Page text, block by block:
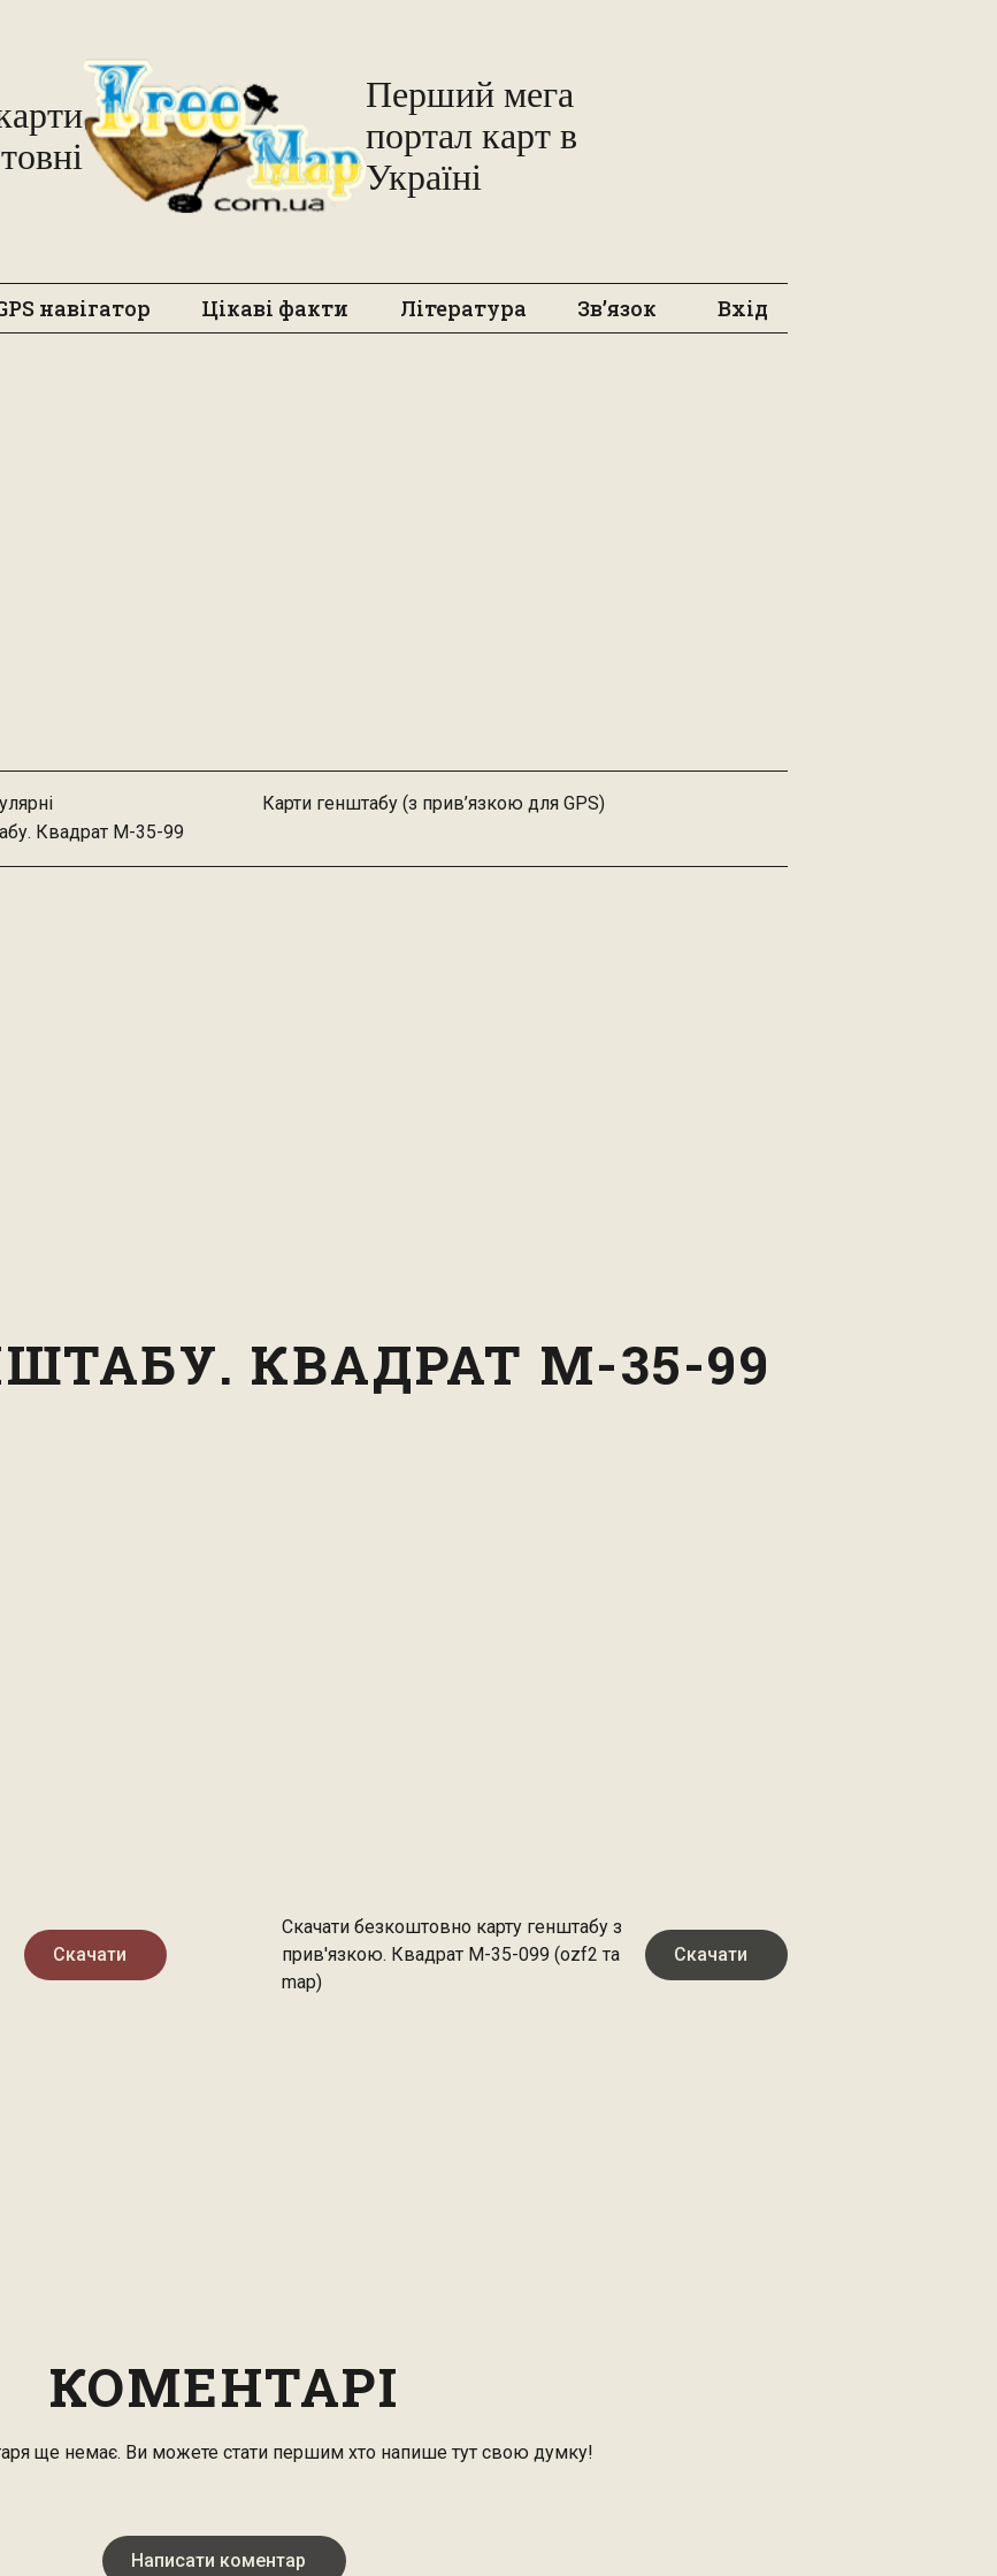
Перший мега
портал карт в
Україні
навігатор Цікаві факти Література Зв’язок Вхід
Карти генштабу (з прив’язкою для GPS)
Квадрат М-35-99
КВАДРАТ М-35-99
Скачати
Скачати безкоштовно карту генштабу з
прив'язкою. Квадрат М-35-099 (ozf2 та
map)
Скачати
КОМЕНТАРІ
ще немає. Ви можете стати першим хто напише тут свою думку!
Написати коментар